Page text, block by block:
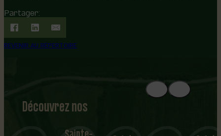
Partager:
REVENIR AU RÉPERTOIRE
Découvrez nos
Sainte-